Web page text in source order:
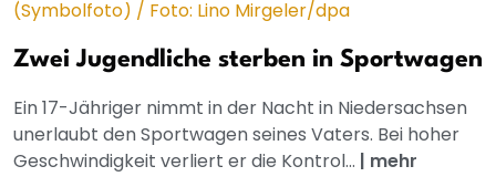
Zwei Jugendliche sterben in Sportwagen
Ein 17-Jähriger nimmt in der Nacht in Niedersachsen
unerlaubt den Sportwagen seines Vaters. Bei hoher
Geschwindigkeit verliert er die Kontrol... | mehr